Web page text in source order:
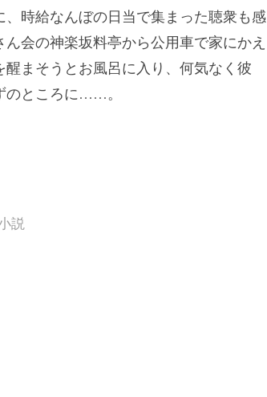
時給なんぼの日当で集まった聴衆も感
会の神楽坂料亭から公用車で家にかえ
まそうとお風呂に入り、何気なく彼
のところに……。
説